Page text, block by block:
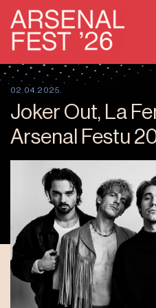
02.04.2025.
Joker Out, La
Arsenal Festu